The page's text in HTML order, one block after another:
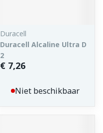
Duracell
Duracell Alcaline Ultra D
2
€ 7,26
Niet beschikbaar